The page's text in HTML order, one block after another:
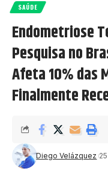
SAÚDE
Endometriose
Pesquisa no
Afeta 10% das
Finalmente
Diego Velázquez